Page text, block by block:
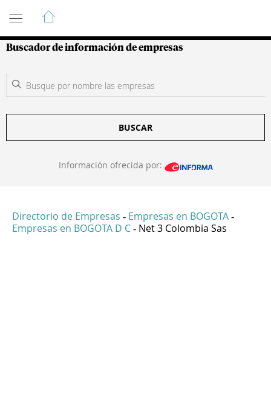
Guía de Empresas Colombianas
Buscador de información de empresas
BUSCAR
Información ofrecida por:
Directorio de Empresas - Empresas en BOGOTA -
Empresas en BOGOTA D C - Net 3 Colombia Sas